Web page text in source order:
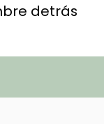
detrás
una